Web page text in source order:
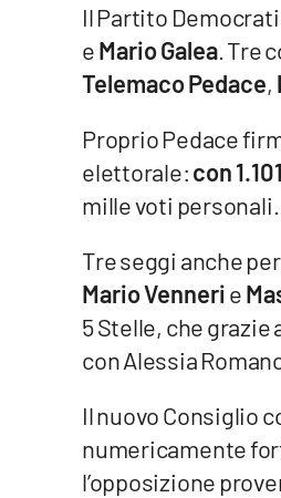
Cosenzachannel.it
Ilvibonese.it
Il Partito
eMario Galea. Tre
Telemaco Pedace,
Proprio Pedace
elettorale:con
mille voti personali.
Tre seggi anche
Mario Vennerie
5 Stelle, che
con Alessia
Il nuovo Consiglio
numericamente
l’opposizione